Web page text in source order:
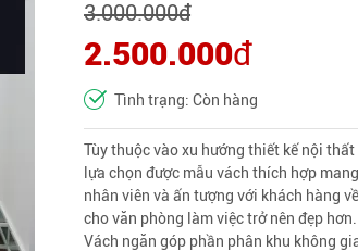
3.000.000đ
2.500.000đ
Tình trạng: Còn hàng
Tùy thuộc vào xu hướng thiết kế nội
lựa chọn được mẫu vách thích hợp
nhân viên và ấn tượng với khách hàng
cho văn phòng làm việc trở nên đẹp hơn.
Vách ngăn góp phần phân khu không